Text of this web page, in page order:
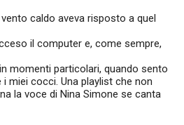
caldo aveva risposto a quel
il computer e, come sempre,
momenti particolari, quando sento
miei cocci. Una playlist che non
la voce di Nina Simone se canta